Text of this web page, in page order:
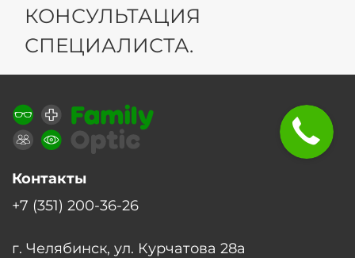
КОНСУЛЬТАЦИЯ
СПЕЦИАЛИСТА.
Контакты
+7 (351) 200-36-26
г. Челябинск, ул. Курчатова 28а